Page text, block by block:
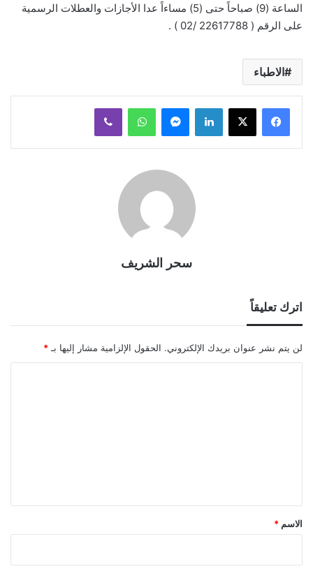
الساعة (9) صباحاً حتى (5) مساءاً عدا الأجازات والعطلات الرسمية
على الرقم ( 22617788 /02 ) .
الاطباء
لينكدإن ماسنجر واتساب ڤايبر
سحر الشريف
اترك تعليقاً
لن يتم نشر عنوان بريدك الإلكتروني. الحقول الإلزامية مشار إليها بـ *
*
الاسم *